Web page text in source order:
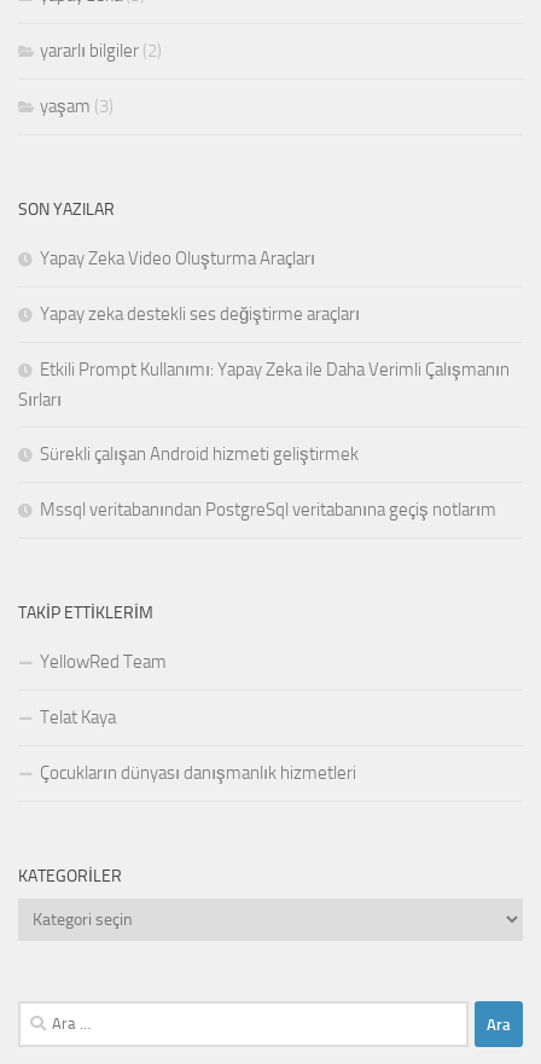
yararlı bilgiler (2)
yaşam (3)
SON YAZILAR
Yapay Zeka Video Oluşturma Araçları
Yapay zeka destekli ses değiştirme araçları
Etkili Prompt Kullanımı: Yapay Zeka ile Daha Verimli Çalışmanın
Sırları
Sürekli çalışan Android hizmeti geliştirmek
Mssql veritabanından PostgreSql veritabanına geçiş notlarım
TAKIP ETTIKLERIM
YellowRed Team
Telat Kaya
Çocukların dünyası danışmanlık hizmetleri
KATEGORILER
Kategoriler
Arama: